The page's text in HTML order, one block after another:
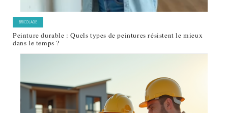
BRICOLAGE
Peinture durable : Quels types de peintures résistent le mieux
dans le temps ?